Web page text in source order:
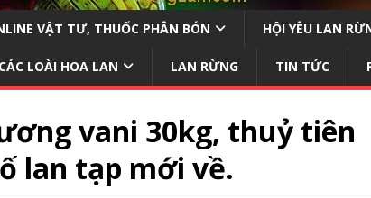
VẬT TƯ, THUỐC PHÂN BÓN HỘI YÊU LAN
CÁC LOÀI HOA LAN LAN RỪNG TIN TỨC
vani 30kg, thuỷ tiên
lan tạp mới về.